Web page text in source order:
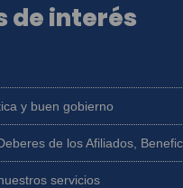
de interés
y buen gobierno
de los Afiliados,
servicios